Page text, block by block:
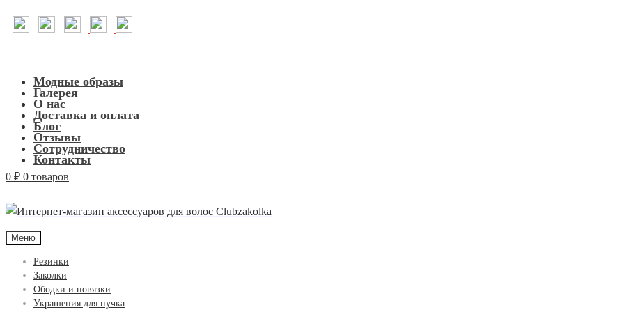
Модные образы
Галерея
О нас
Доставка и оплата
Блог
Отзывы
Сотрудничество
Контакты
0 ₽ 0 товаров
Меню
Резинки
Заколки
Ободки и повязки
Украшения для пучка